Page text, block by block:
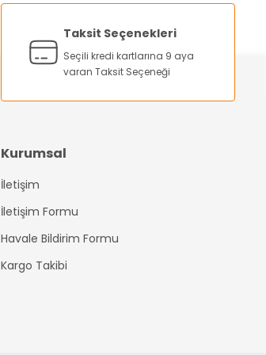
Taksit Seçenekleri
Seçili kredi kartlarına 9 aya
varan Taksit Seçeneği
Kurumsal
İletişim
İletişim Formu
Havale Bildirim Formu
Kargo Takibi